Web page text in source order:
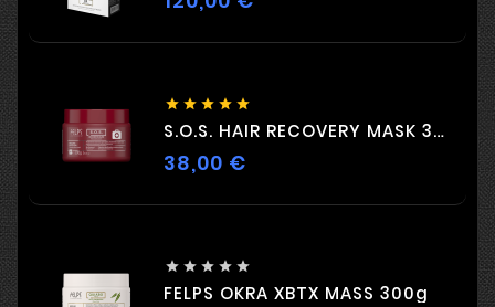
    
S.O.S. HAIR RECOVERY MASK 300G
38,00 €Цена
    
FELPS OKRA XBTX MASS 300g